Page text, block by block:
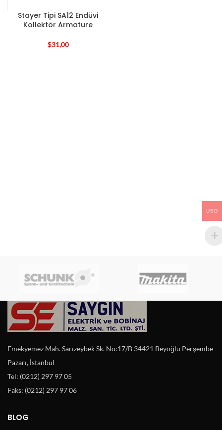
Stayer Tipi SA12 Endüvi
Kollektör Armature
$31,00
Emekyemez Mah. Sarızeybek Sk. No:17/B 34421 Beyoğlu Perşembe
Pazarı, İstanbul
Tel: (0212) 297 97 05
Faks: (0212) 297 97 06
BLOG
USD